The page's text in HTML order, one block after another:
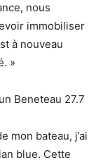
nous
immobiliser
à nouveau
»
Beneteau 27.7
mon bateau, j’ai
blue. Cette